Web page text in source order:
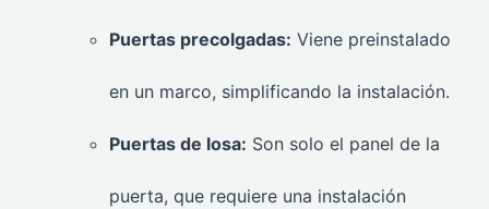
Puertas precolgadas: Viene preinstalado
en un marco, simplificando la instalación.
Puertas de losa: Son solo el panel de la
puerta, que requiere una instalación